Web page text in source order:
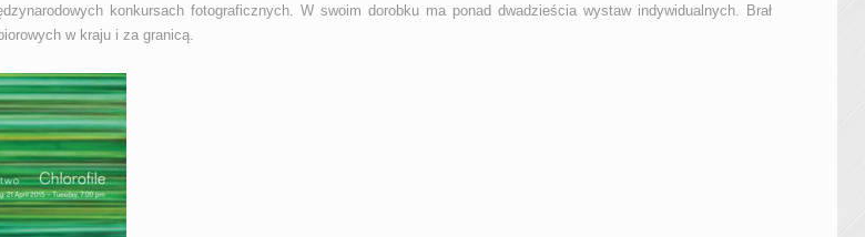
konkursach fotograficznych. W swoim dorobku ma ponad dwadzieścia wystaw indywidualnych. Brał
w kraju i za granicą.